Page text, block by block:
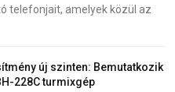
telefonjait, amelyek közül az
új szinten: Bemutatkozik
228C turmixgép